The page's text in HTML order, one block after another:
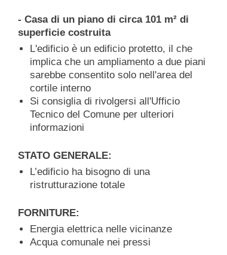
- Casa di un piano di circa 101 m² di
superficie costruita
L'edificio è un edificio protetto, il che
implica che un ampliamento a due piani
sarebbe consentito solo nell'area del
cortile interno
Si consiglia di rivolgersi all'Ufficio
Tecnico del Comune per ulteriori
informazioni
STATO GENERALE:
L’edificio ha bisogno di una
ristrutturazione totale
FORNITURE:
Energia elettrica nelle vicinanze
Acqua comunale nei pressi